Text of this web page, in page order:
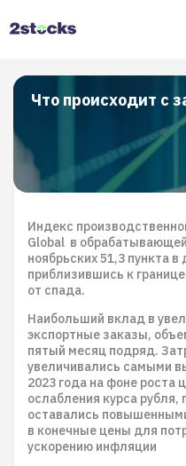
Что происходит с
Индекс
Global в
ноябрьских 51,3 пункта
приблизившись к
от спада.
Наибольший вклад в
экспортные заказы,
пятый месяц подряд.
увеличивались самыми
2023 года на фоне роста
ослабления курса рубля,
оставались
в конечные цены для
ускорению инфляции